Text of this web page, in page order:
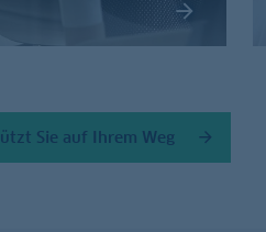
Sie auf Ihrem Weg